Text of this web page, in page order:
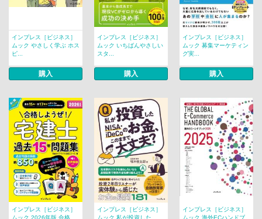
インプレス［ビジネス］
ムック やさしく学ぶ ホス
ピ...
購入
インプレス［ビジネス］
ムック いちばんやさしい
スタ...
購入
インプレス［ビジネス］
ムック 募集マーケティン
グ実...
購入
インプレス［ビジネス］
ムック 2026年版 合格
インプレス［ビジネス］
ムック 私が投資した
インプレス［ビジネス］
ムック 海外ECハンドブ